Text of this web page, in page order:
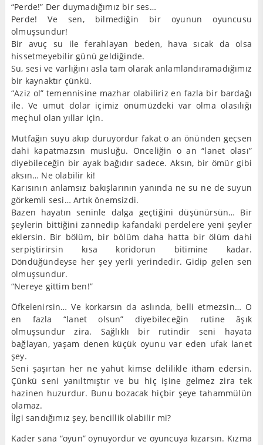
“Perde!” Der duymadığımız bir ses…
Perde! Ve sen, bilmediğin bir oyunun oyuncusu
olmuşsundur!
Bir avuç su ile ferahlayan beden, hava sıcak da olsa
hissetmeyebilir günü geldiğinde.
Su, sesi ve varlığını asla tam olarak anlamlandıramadığımız
bir kaynaktır çünkü.
“Aziz ol” temennisine mazhar olabiliriz en fazla bir bardağı
ile. Ve umut dolar içimiz önümüzdeki var olma olasılığı
meçhul olan yıllar için.
Mutfağın suyu akıp duruyordur fakat o an önünden geçsen
dahi kapatmazsın musluğu. Önceliğin o an “lanet olası”
diyebileceğin bir ayak bağıdır sadece. Aksın, bir ömür gibi
aksın… Ne olabilir ki!
Karısının anlamsız bakışlarının yanında ne su ne de suyun
görkemli sesi… Artık önemsizdi.
Bazen hayatın seninle dalga geçtiğini düşünürsün… Bir
şeylerin bittiğini zannedip kafandaki perdelere yeni şeyler
eklersin. Bir bölüm, bir bölüm daha hatta bir ölüm dahi
serpiştirirsin kısa koridorun bitimine kadar.
Döndüğündeyse her şey yerli yerindedir. Gidip gelen sen
olmuşsundur.
“Nereye gittim ben!”
Öfkelenirsin… Ve korkarsın da aslında, belli etmezsin… O
en fazla “lanet olsun” diyebileceğin rutine âşık
olmuşsundur zira. Sağlıklı bir rutindir seni hayata
bağlayan, yaşam denen küçük oyunu var eden ufak lanet
şey.
Seni şaşırtan her ne yahut kimse delilikle itham edersin.
Çünkü seni yanıltmıştır ve bu hiç işine gelmez zira tek
hazinen huzurdur. Bunu bozacak hiçbir şeye tahammülün
olamaz.
İlgi sandığımız şey, bencillik olabilir mi?
Kader sana “oyun” oynuyordur ve oyuncuya kızarsın. Kızma